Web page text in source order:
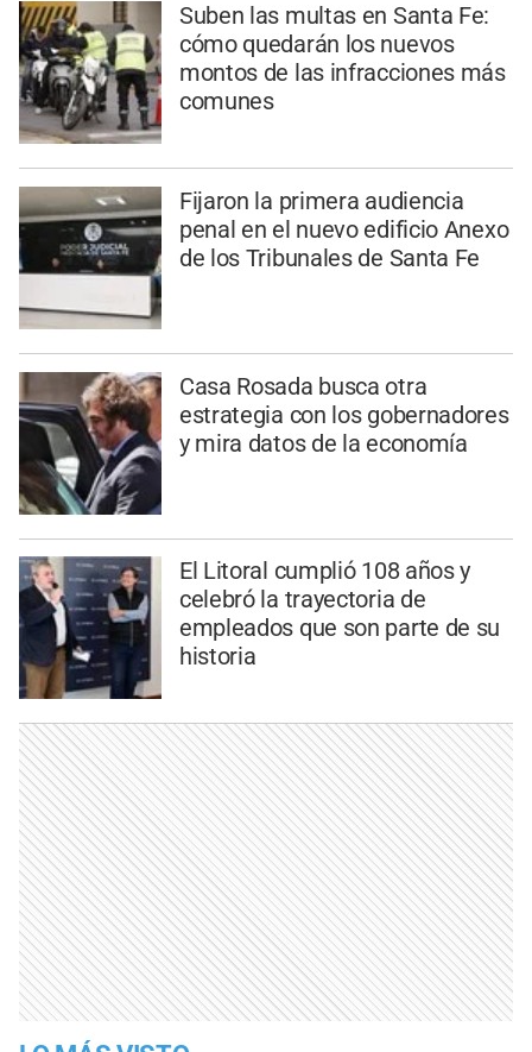
Suben las multas en Santa Fe:
cómo quedarán los nuevos
montos de las infracciones más
comunes
Fijaron la primera audiencia
penal en el nuevo edificio Anexo
de los Tribunales de Santa Fe
Casa Rosada busca otra
estrategia con los gobernadores
y mira datos de la economía
El Litoral cumplió 108 años y
celebró la trayectoria de
empleados que son parte de su
historia